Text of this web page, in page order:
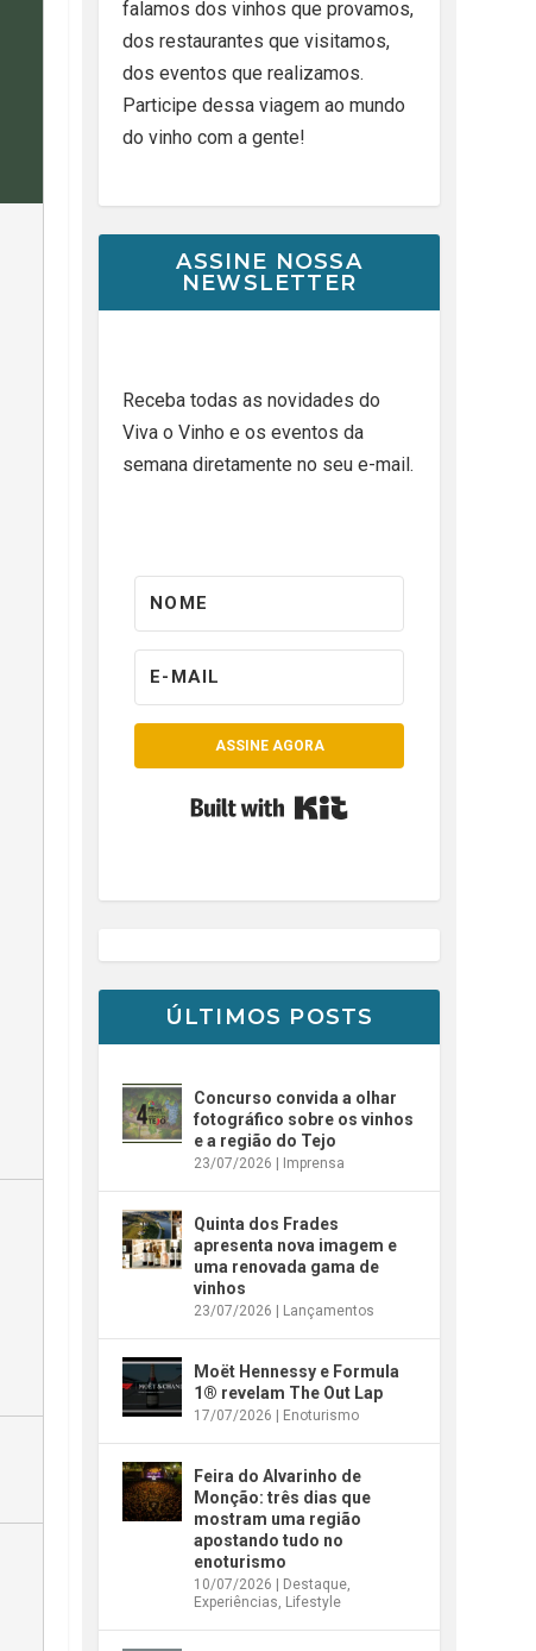
falamos dos vinhos que provamos,
dos restaurantes que visitamos,
dos eventos que realizamos.
Participe dessa viagem ao mundo
do vinho com a gente!
ASSINE NOSSA
NEWSLETTER
Receba todas as novidades do
Viva o Vinho e os eventos da
semana diretamente no seu e-mail.
ASSINE AGORA
ÚLTIMOS POSTS
Concurso convida a olhar
fotográfico sobre os vinhos
e a região do Tejo
23/07/2026 | Imprensa
Quinta dos Frades
apresenta nova imagem e
uma renovada gama de
vinhos
23/07/2026 | Lançamentos
Moët Hennessy e Formula
1® revelam The Out Lap
17/07/2026 | Enoturismo
Feira do Alvarinho de
Monção: três dias que
mostram uma região
apostando tudo no
enoturismo
10/07/2026 | Destaque,
Experiências, Lifestyle